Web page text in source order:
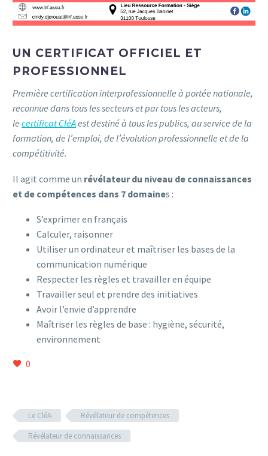
UN CERTIFICAT OFFICIEL ET
PROFESSIONNEL
Première certification interprofessionnelle à portée nationale,
reconnue dans tous les secteurs et par tous les acteurs,
le certificat CléAest destiné à tous les publics, au service de la
formation, de l’emploi, de l’évolution professionnelle et de la
compétitivité.
Il agit comme un révélateur du niveau de connaissances
et de compétences dans 7 domaines :
S’exprimer en français
Calculer, raisonner
Utiliser un ordinateur et maîtriser les bases de la
communication numérique
Respecter les règles et travailler en équipe
Travailler seul et prendre des initiatives
Avoir l’envie d’apprendre
Maîtriser les règles de base : hygiène, sécurité,
environnement
0
Le CléA
Révélateur de compétences
Révélateur de connaissances